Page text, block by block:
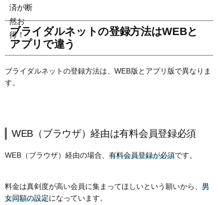
ブライダルネットの登録方法はWEBと
アプリで違う
ブライダルネットの登録方法は、WEB版とアプリ版で異なりま
す。
WEB（ブラウザ）経由は有料会員登録必須
WEB（ブラウザ）経由の場合、 有料会員登録が必須です。
料金は真剣度が高い会員に集まってほしいという願いから、 男
女同額の設定になっています。